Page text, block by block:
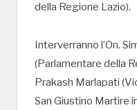
della Regione Lazio).
Interverranno l’On.
(Parlamentare della
Prakash Marlapati
San Giustino Martire